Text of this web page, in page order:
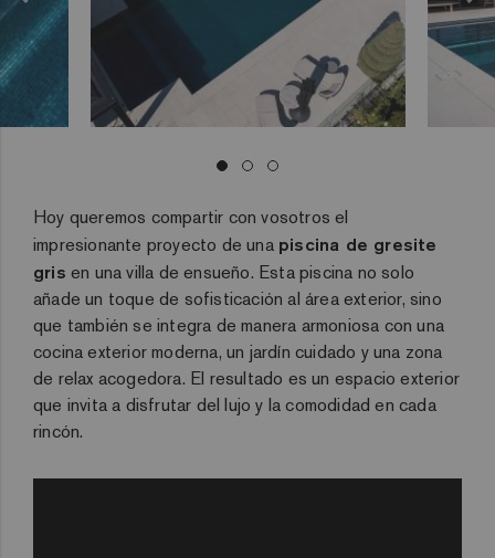
Hoy queremos compartir con vosotros el
impresionante proyecto de una piscina de gresite
gris en una villa de ensueño. Esta piscina no solo
añade un toque de sofisticación al área exterior, sino
que también se integra de manera armoniosa con una
cocina exterior moderna, un jardín cuidado y una zona
de relax acogedora. El resultado es un espacio exterior
que invita a disfrutar del lujo y la comodidad en cada
rincón.